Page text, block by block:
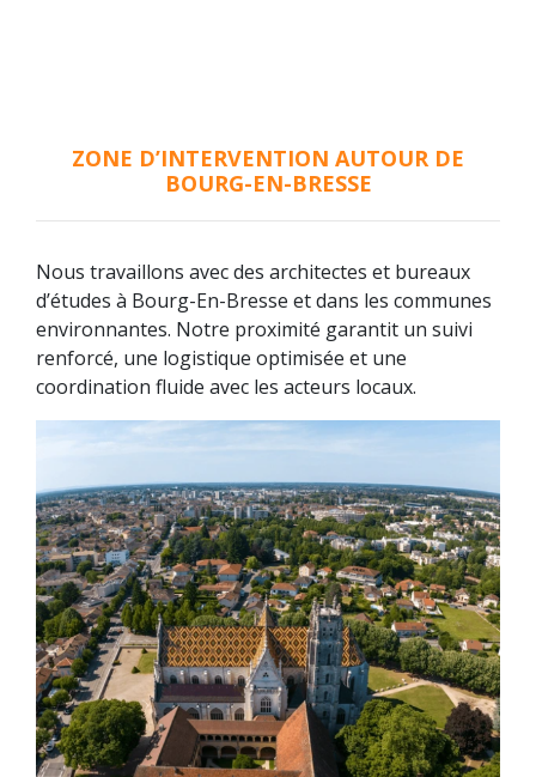
ZONE D’INTERVENTION AUTOUR DE
BOURG-EN-BRESSE
Nous travaillons avec des architectes et bureaux
d’études à Bourg-En-Bresse et dans les communes
environnantes. Notre proximité garantit un suivi
renforcé, une logistique optimisée et une
coordination fluide avec les acteurs locaux.